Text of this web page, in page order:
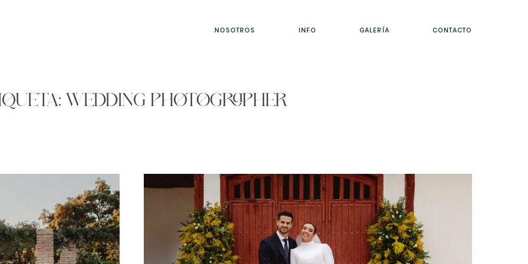
NOSOTROS INFO GALERÍA CONTACTO
WEDDING PHOTOGRAPHER